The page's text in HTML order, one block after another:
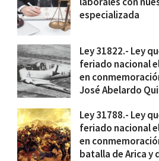
especializada
Ley 31822.- Ley
feriado nacional
en
José Abelardo
Ley 31788.- Ley
feriado nacional
en
batalla de Arica y